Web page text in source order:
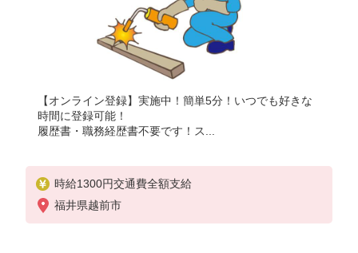
【オンライン登録】実施中！簡単5分！いつでも好きな
時間に登録可能！
履歴書・職務経歴書不要です！ス...
時給1300円交通費全額支給
福井県越前市